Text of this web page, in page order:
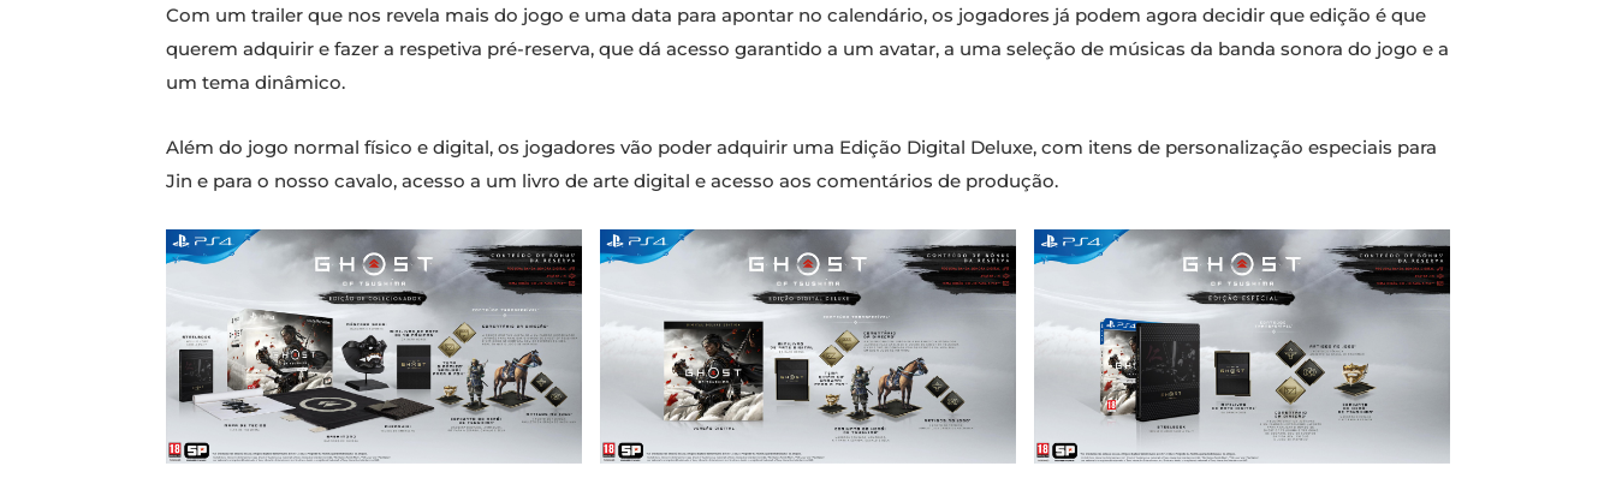
Com um trailer que nos revela mais do jogo e uma data para apontar no calendário, os jogadores já podem agora decidir que edição é que
querem adquirir e fazer a respetiva pré-reserva, que dá acesso garantido a um avatar, a uma seleção de músicas da banda sonora do jogo e a
um tema dinâmico.
Além do jogo normal físico e digital, os jogadores vão poder adquirir uma Edição Digital Deluxe, com itens de personalização especiais para
Jin e para o nosso cavalo, acesso a um livro de arte digital e acesso aos comentários de produção.